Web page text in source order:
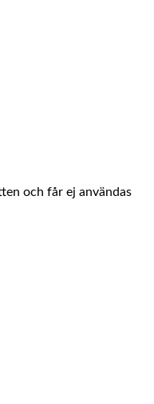
och får ej användas